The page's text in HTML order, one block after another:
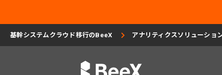
基幹システムクラウド移行のBeeX アナリティクスソリューショ